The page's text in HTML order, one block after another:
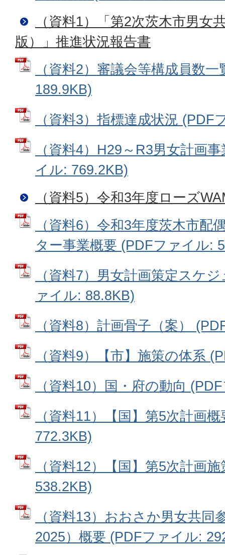
（資料1）「第2次茨木市男女
版）」推進状況報告書
（資料2）審議会等構成員数
189.9KB)
（資料3）指標達成状況 (PDF
（資料4）H29～R3男女計画
イル: 769.2KB)
（資料5）令和3年度ローズ
（資料6）令和3年度茨木市配
ター事業概要 (PDFファイル:
（資料7）男女計画策定スケ
ァイル: 88.8KB)
（資料8）計画骨子（案）
（資料9）【市】施策の体系
（資料10）国・府の動向
（資料11）【国】第5次計画
772.3KB)
（資料12）【国】第5次計画
538.2KB)
（資料13）おおさか男女共同
2025）概要 (PDFファイル: